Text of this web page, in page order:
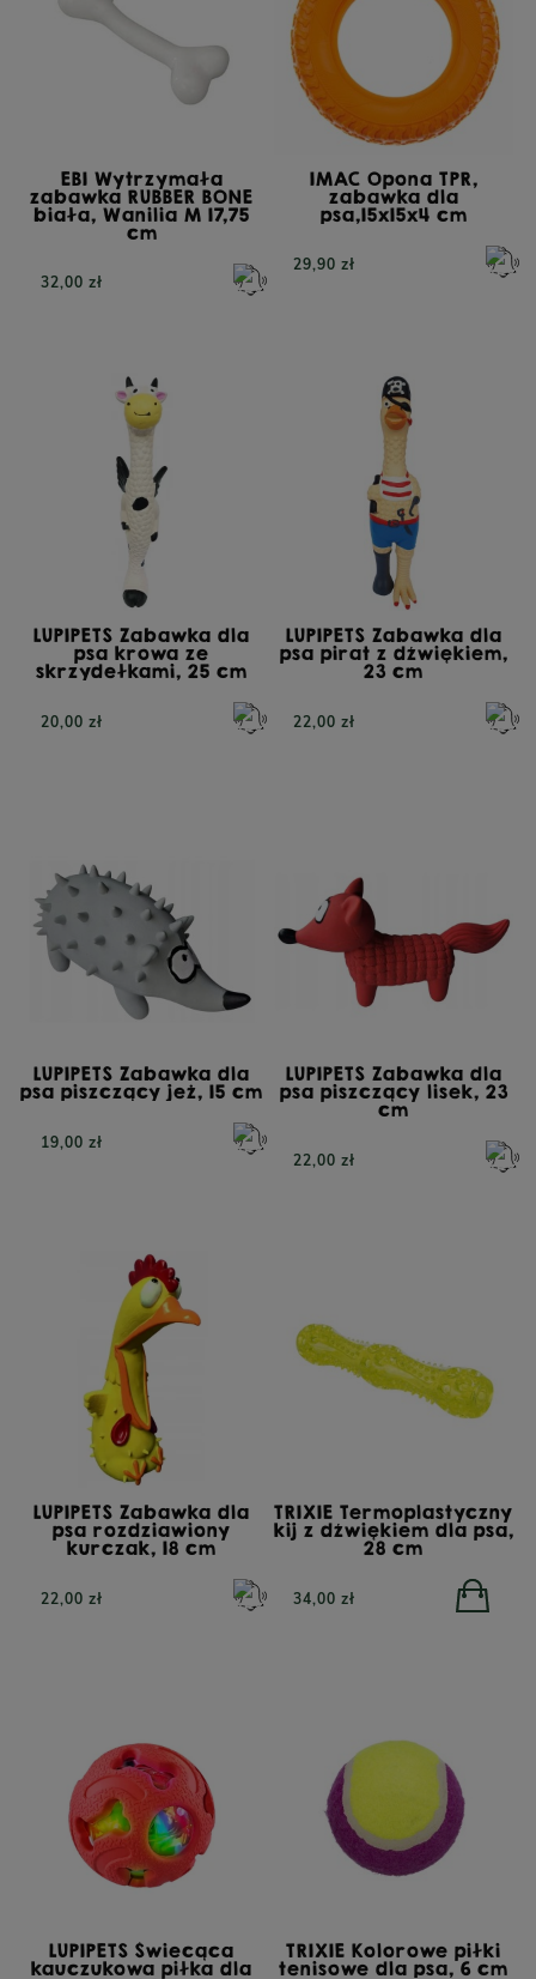
EBI Wytrzymała
zabawka RUBBER BONE
biała, Wanilia M 17,75
cm
32,00 zł
IMAC Opona TPR,
zabawka dla
psa,15x15x4 cm
29,90 zł
LUPIPETS Zabawka dla
psa krowa ze
skrzydełkami, 25 cm
20,00 zł
LUPIPETS Zabawka dla
psa pirat z dźwiękiem,
23 cm
22,00 zł
LUPIPETS Zabawka dla
psa piszczący jeż, 15 cm
19,00 zł
LUPIPETS Zabawka dla
psa piszczący lisek, 23
cm
22,00 zł
LUPIPETS Zabawka dla
psa rozdziawiony
kurczak, 18 cm
22,00 zł
TRIXIE Termoplastyczny
kij z dźwiękiem dla psa,
28 cm
34,00 zł
LUPIPETS Świecąca
kauczukowa piłka dla
TRIXIE Kolorowe piłki
tenisowe dla psa, 6 cm